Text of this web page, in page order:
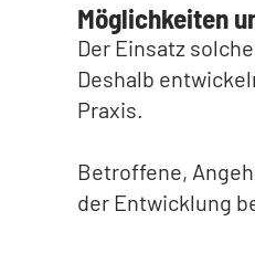
Möglichkeiten
Der Einsatz
Deshalb
Praxis.
Betroffene,
der Entwicklung